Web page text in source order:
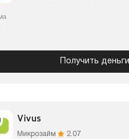
Получить деньги
Vivus
Микрозайм 2.07